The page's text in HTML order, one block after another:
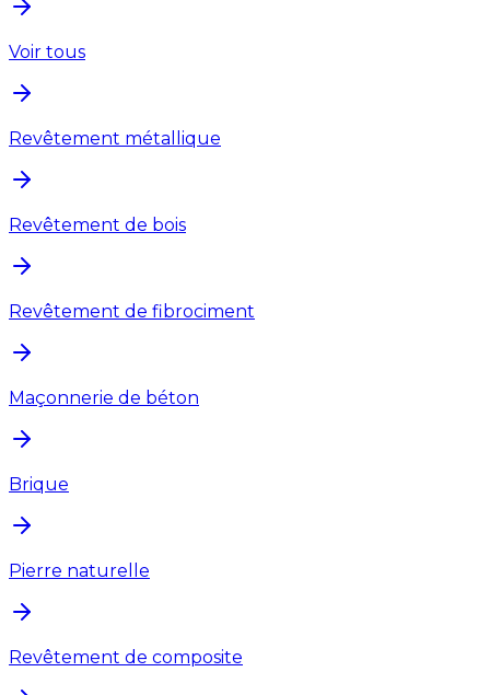
Voir tous
Revêtement métallique
Revêtement de bois
Revêtement de fibrociment
Maçonnerie de béton
Brique
Pierre naturelle
Revêtement de composite